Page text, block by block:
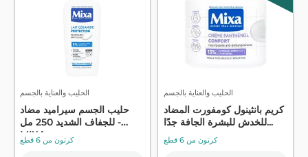
الحليب والعناية بالجسم
حليب الجسم سيراميد مضاد
للجفاف الشديد 250 مل -
MIXAكرتون من 6 قطع
الحليب والعناية بالجسم
كريم بانثينول كومفورت المضاد
للخدش للبشرة الجافة جدًا...
كرتون من 6 قطع